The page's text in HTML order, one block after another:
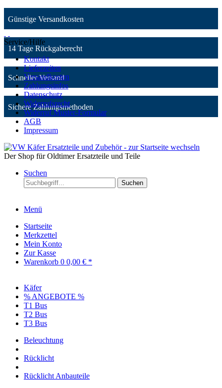
Günstige Versandkosten
14 Tage Rückgaberecht
Schneller Versand
Sichere Zahlungsmethoden
Service/Hilfe
Kontakt
Lieferzeiten
Versandkosten
Zahlungsinfos
Datenschutz
Widerrufsrecht
Widerruf Muster-Formular
AGB
Impressum
Der Shop für Oldtimer Ersatzteile und Teile
Suchen
Suchen
Menü
Startseite
Merkzettel
Mein Konto
Zur Kasse
Warenkorb 0 0,00 € *
Käfer
% ANGEBOTE %
T1 Bus
T2 Bus
T3 Bus
Beleuchtung
Rücklicht
Rücklicht Anbauteile